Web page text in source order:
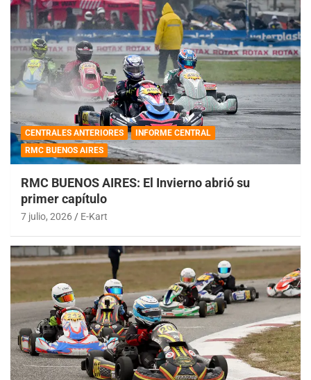
CENTRALES ANTERIORES
INFORME CENTRAL
RMC BUENOS AIRES
RMC BUENOS AIRES: El Invierno abrió su
primer capítulo
7 julio, 2026 E-Kart